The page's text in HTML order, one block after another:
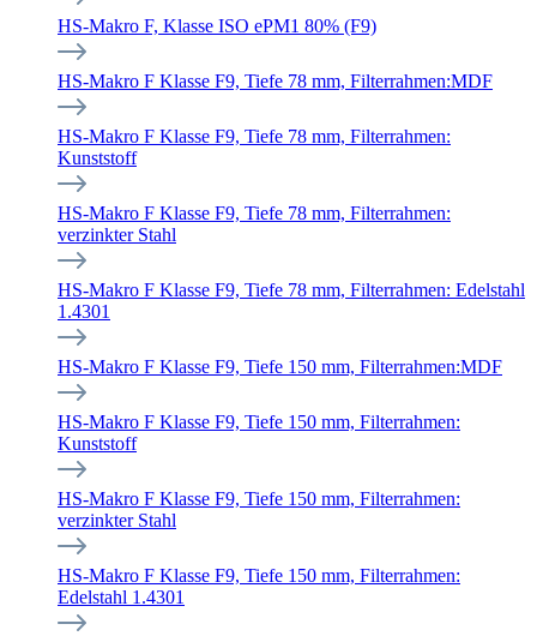
HS-Makro F, Klasse ISO ePM1 80% (F9)
HS-Makro F Klasse F9, Tiefe 78 mm, Filterrahmen:MDF
HS-Makro F Klasse F9, Tiefe 78 mm, Filterrahmen:
Kunststoff
HS-Makro F Klasse F9, Tiefe 78 mm, Filterrahmen:
verzinkter Stahl
HS-Makro F Klasse F9, Tiefe 78 mm, Filterrahmen: Edelstahl
1.4301
HS-Makro F Klasse F9, Tiefe 150 mm, Filterrahmen:MDF
HS-Makro F Klasse F9, Tiefe 150 mm, Filterrahmen:
Kunststoff
HS-Makro F Klasse F9, Tiefe 150 mm, Filterrahmen:
verzinkter Stahl
HS-Makro F Klasse F9, Tiefe 150 mm, Filterrahmen:
Edelstahl 1.4301